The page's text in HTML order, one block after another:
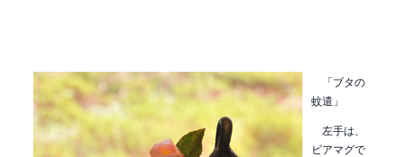
「ブタの
蚊遣」
左手は、
ビアマグで